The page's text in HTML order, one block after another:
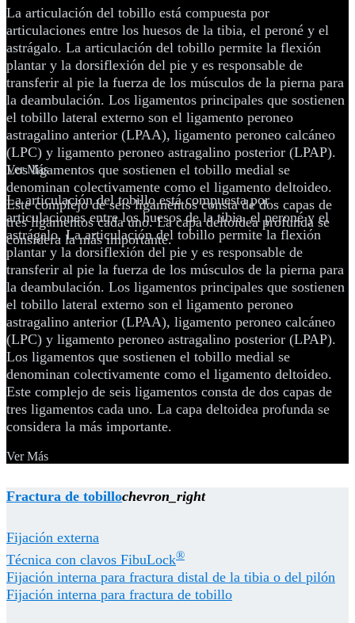
La articulación del tobillo está compuesta por
articulaciones entre los huesos de la tibia, el peroné y el
astrágalo. La articulación del tobillo permite la flexión
plantar y la dorsiflexión del pie y es responsable de
transferir al pie la fuerza de los músculos de la pierna para
la deambulación. Los ligamentos principales que sostienen
el tobillo lateral externo son el ligamento peroneo
astragalino anterior (LPAA), ligamento peroneo calcáneo
(LPC) y ligamento peroneo astragalino posterior (LPAP).
Los ligamentos que sostienen el tobillo medial se
denominan colectivamente como el ligamento deltoideo.
Este complejo de seis ligamentos consta de dos capas de
tres ligamentos cada uno. La capa deltoidea profunda se
considera la más importante.
Ver Más
La articulación del tobillo está compuesta por
articulaciones entre los huesos de la tibia, el peroné y el
astrágalo. La articulación del tobillo permite la flexión
plantar y la dorsiflexión del pie y es responsable de
transferir al pie la fuerza de los músculos de la pierna para
la deambulación. Los ligamentos principales que sostienen
el tobillo lateral externo son el ligamento peroneo
astragalino anterior (LPAA), ligamento peroneo calcáneo
(LPC) y ligamento peroneo astragalino posterior (LPAP).
Los ligamentos que sostienen el tobillo medial se
denominan colectivamente como el ligamento deltoideo.
Este complejo de seis ligamentos consta de dos capas de
tres ligamentos cada uno. La capa deltoidea profunda se
considera la más importante.
Ver Más
Fractura de tobillochevron_right
Fijación externa
Técnica con clavos FibuLock®
Fijación interna para fractura distal de la tibia o del pilón
Fijación interna para fractura de tobillo